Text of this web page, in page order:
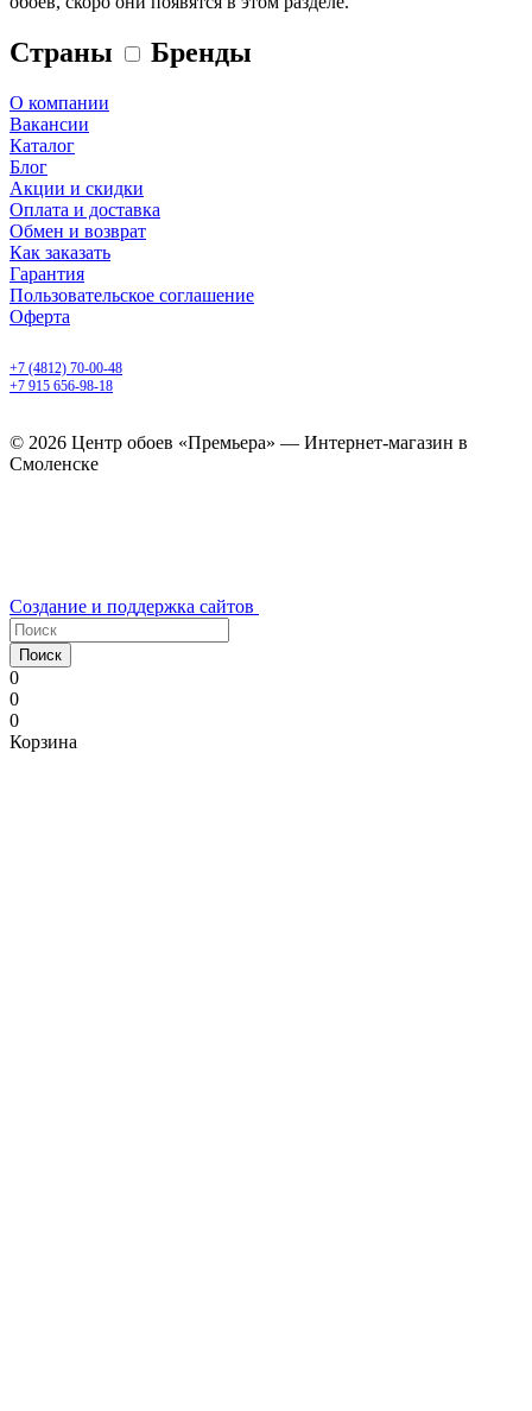
Страны Бренды
О компании
Вакансии
Каталог
Блог
Акции и скидки
Оплата и доставка
Обмен и возврат
Как заказать
Гарантия
Пользовательское соглашение
Оферта
+7 (4812) 70-00-48
+7 915 656-98-18
© 2026 Центр обоев «Премьера» — Интернет-магазин в
Смоленске
Создание и поддержка сайтов
Поиск
0
0
0
Корзина